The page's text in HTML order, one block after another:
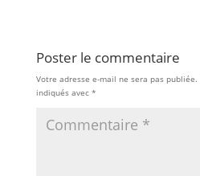
Poster le commentaire
Votre adresse e-mail ne sera pas publiée.
indiqués avec *